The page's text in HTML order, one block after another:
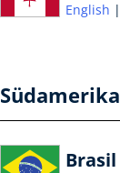
English
Südamerika